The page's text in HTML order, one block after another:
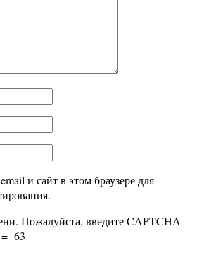
и сайт в этом браузере для
Пожалуйста, введите CAPTCHA
= 63